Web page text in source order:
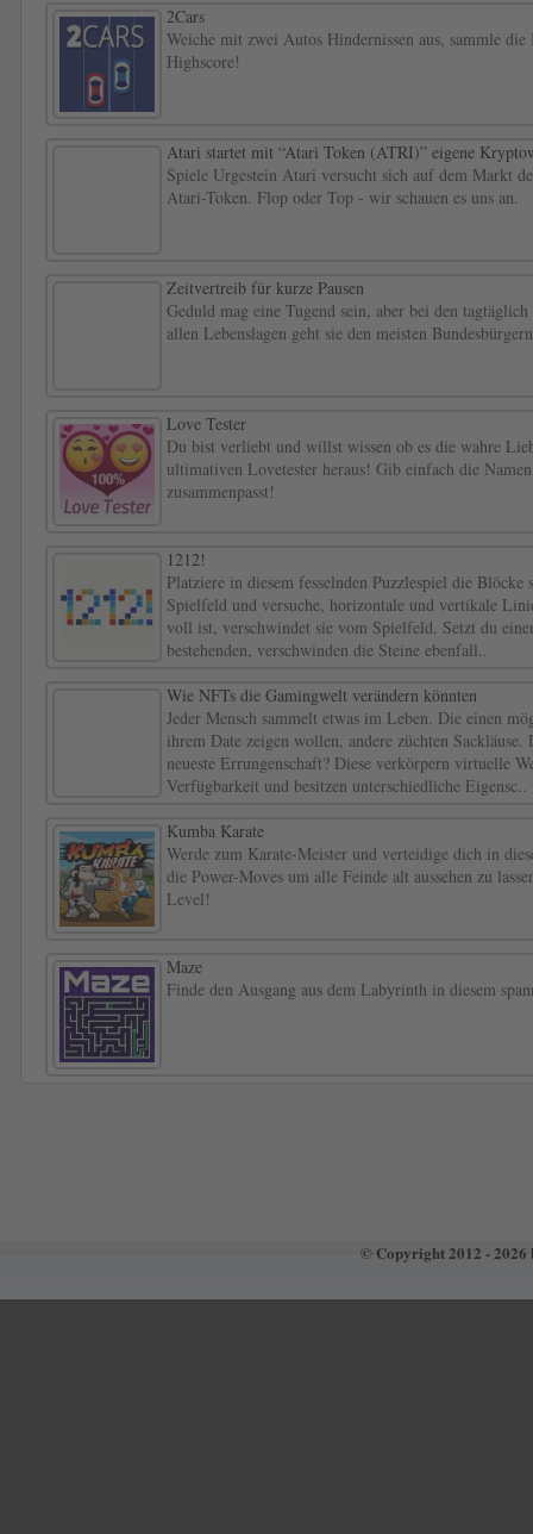
2Cars
Weiche mit zwei Autos Hindernissen aus, sammle
Highscore!
Atari startet mit “Atari Token (ATRI)” eigene
Spiele Urgestein Atari versucht sich auf dem Markt
Atari-Token. Flop oder Top - wir schauen es uns an.
Zeitvertreib für kurze Pausen
Geduld mag eine Tugend sein, aber bei den
allen Lebenslagen geht sie den meisten
Love Tester
Du bist verliebt und willst wissen ob es die wahre
ultimativen Lovetester heraus! Gib einfach die
zusammenpasst!
1212!
Platziere in diesem fesselnden Puzzlespiel die Blöcke
Spielfeld und versuche, horizontale und vertikale
voll ist, verschwindet sie vom Spielfeld. Setzt du
bestehenden, verschwinden die Steine ebenfall..
Wie NFTs die Gamingwelt verändern könnten
Jeder Mensch sammelt etwas im Leben. Die einen
ihrem Date zeigen wollen, andere züchten
neueste Errungenschaft? Diese verkörpern virtuelle
Verfügbarkeit und besitzen unterschiedliche Eigensc..
Kumba Karate
Werde zum Karate-Meister und verteidige dich in
die Power-Moves um alle Feinde alt aussehen zu
Level!
Maze
Finde den Ausgang aus dem Labyrinth in diesem
© Copyright 2012 - 2026